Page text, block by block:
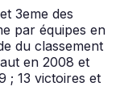
3eme des
par équipes en
du classement
en 2008 et
; 13 victoires et